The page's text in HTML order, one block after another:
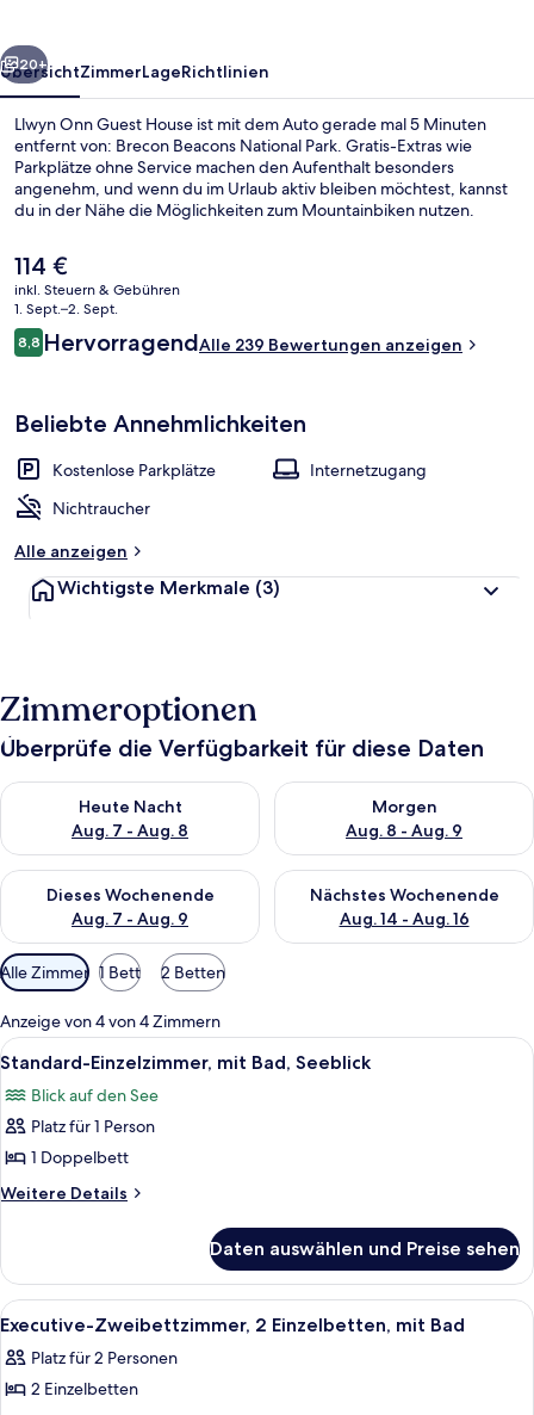
Weiter
20+
ÜbersichtZimmerLageRichtlinien
Llwyn Onn Guest House ist mit dem Auto gerade mal 5 Minuten
entfernt von: Brecon Beacons National Park. Gratis-Extras wie
Parkplätze ohne Service machen den Aufenthalt besonders
angenehm, und wenn du im Urlaub aktiv bleiben möchtest, kannst
du in der Nähe die Möglichkeiten zum Mountainbiken nutzen.
Der
aktuelle
Preis
beträgt
114 €.
114 €
inkl. Steuern & Gebühren
1. Sept.–2. Sept.
Bewertungen
8,88,8 von 10.
HervorragendAlle 239 Bewertungen anzeigen
Beliebte Annehmlichkeiten
Kostenlose Parkplätze
Internetzugang
Nichtraucher
Alle anzeigen
Wichtigste Merkmale (3)
Zimmeroptionen
Überprüfe die Verfügbarkeit für diese Daten
Heute Nacht
Aug. 7 - Aug. 8
Überprüfe die Verfügbarkeit für heute Nacht, Aug. 7 - Aug. 8.
Morgen
Aug. 8 - Aug. 9
Überprüfe die Verfügbarkeit
Dieses Wochenende
Aug. 7 - Aug. 9
Überprüfe die Verfügbarkeit für dieses Wochenende, Aug. 7
Nächstes Wochenende
Aug. 14 - Aug. 16
Überprüfe die Verfügbarkeit
Verfügbare
Filter
für
Zimmer
Alle Zimmer 1 Bett 2 Betten
Anzeige von 4 von 4 Zimmern
Alle
Fotos
für
Standard-
Einzelzimmer,
mit
anzeigen
Ein Schlafzimmer mit einem Bett,
1
Standard-Einzelzimmer, mit Bad, Seeblick
Blick auf den See
Platz für 1 Person
1 Doppelbett
Weitere Details
Weitere
Einzelzimmer,
mit
Bad,
Daten auswählen und Preise sehen
Alle
Fotos
für
Executive-
Ein Zimmer mit zwei Einzelbetten,
1
Executive-Zweibettzimmer, 2 Einzelbetten, mit Bad
Platz für 2 Personen
2 Einzelbetten